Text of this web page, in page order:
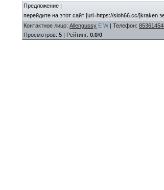
Предложение |
перейдите на этот сайт [url=https://sloh66.cc/]kraken
Контактное лицо: Allengussy E W | Телефон:
Просмотров: 5 | Рейтинг: 0.0/0